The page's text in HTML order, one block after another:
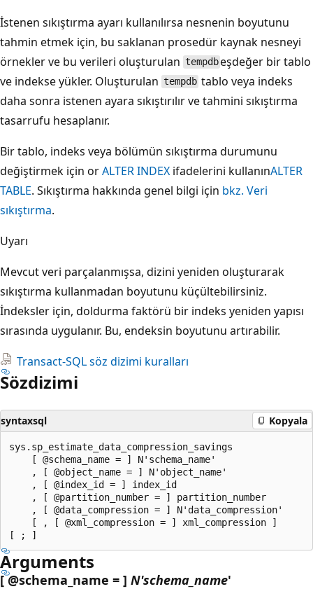
İstenen sıkıştırma ayarı kullanılırsa nesnenin boyutunu
tahmin etmek için, bu saklanan prosedür kaynak nesneyi
örnekler ve bu verileri oluşturulan tempdbeşdeğer bir tablo
ve indekse yükler. Oluşturulan tempdb tablo veya indeks
daha sonra istenen ayara sıkıştırılır ve tahmini sıkıştırma
tasarrufu hesaplanır.
Bir tablo, indeks veya bölümün sıkıştırma durumunu
değiştirmek için orALTER INDEX ifadelerini kullanınALTER
TABLE. Sıkıştırma hakkında genel bilgi için bkz. Veri
sıkıştırma.
Uyarı
Mevcut veri parçalanmışsa, dizini yeniden oluşturarak
sıkıştırma kullanmadan boyutunu küçültebilirsiniz.
İndeksler için, doldurma faktörü bir indeks yeniden yapısı
sırasında uygulanır. Bu, endeksin boyutunu artırabilir.
Transact-SQL söz dizimi kuralları
Sözdizimi
syntaxsql Kopyala
sys.sp_estimate_data_compression_savings
    [ @schema_name = ] N'schema_name'
    , [ @object_name = ] N'object_name'
    , [ @index_id = ] index_id
    , [ @partition_number = ] partition_number
    , [ @data_compression = ] N'data_compression'
    [ , [ @xml_compression = ] xml_compression ]
Arguments
[ @schema_name = ] N'schema_name'